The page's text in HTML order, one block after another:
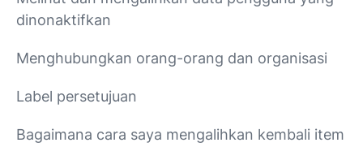
dinonaktifkan
Menghubungkan orang-orang dan organisasi
Label persetujuan
Bagaimana cara saya mengalihkan kembali item